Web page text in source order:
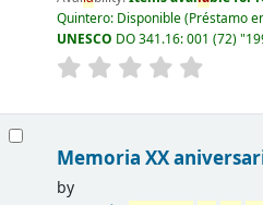
Quintero: Disponible (Préstamo
UNESCO DO 341.16: 001 (72)
Memoria XX
by